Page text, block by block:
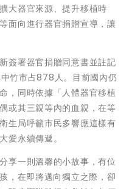
大器官來源、提升移植時
面向進行器官捐贈宣導，讓
簽署器官捐贈同意書並註記
竹市占878人。目前國內仍
，同時依據「人體器官移植
或其三親等內的血親，在等
生局呼籲市民多響應這樣有
愛永續傳遞。
享一則溫馨的小故事，有位
，在即將邁向獨立之際，卻